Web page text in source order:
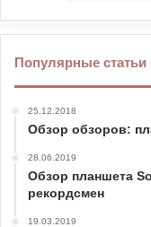
Популярные статьи
25.12.2018
Обзор обзоров:
28.06.2019
Обзор планшета
рекордсмен
19.03.2019